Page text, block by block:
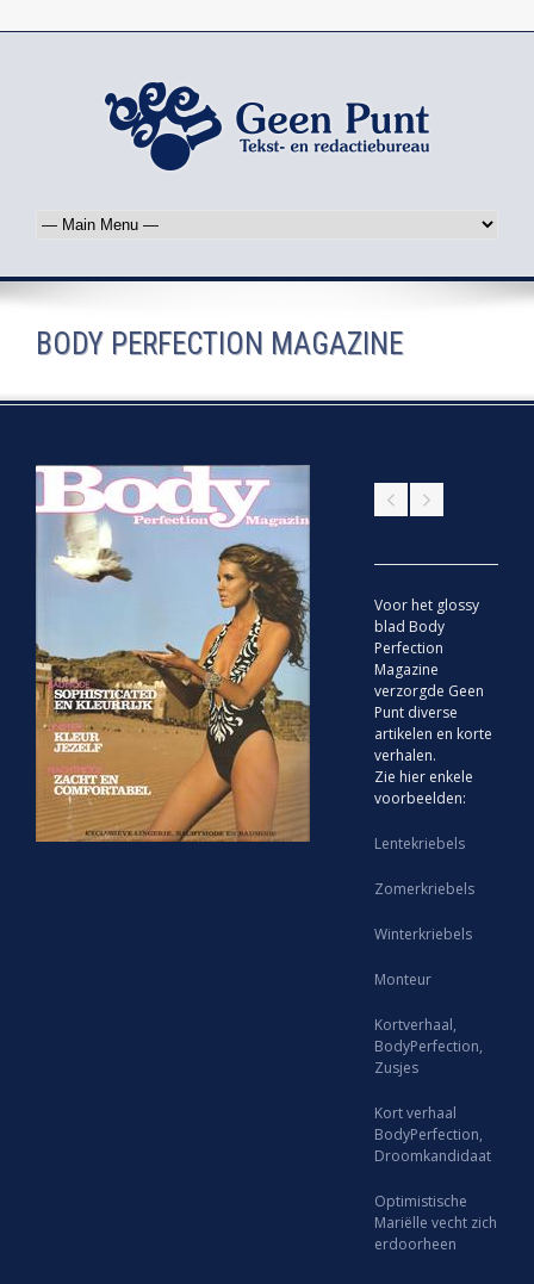
BODY PERFECTION MAGAZINE
Voor het glossy
blad Body
Perfection
Magazine
verzorgde Geen
Punt diverse
artikelen en korte
verhalen.
Zie hier enkele
voorbeelden:
Lentekriebels
Zomerkriebels
Winterkriebels
Monteur
Kortverhaal,
BodyPerfection,
Zusjes
Kort verhaal
BodyPerfection,
Droomkandidaat
Optimistische
Mariëlle vecht zich
erdoorheen